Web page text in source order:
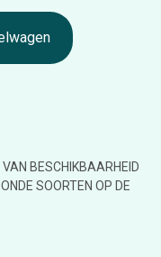
BESCHIKBAARHEID
SOORTEN OP DE